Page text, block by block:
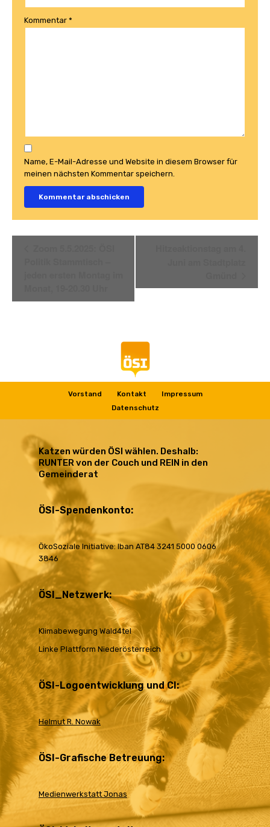
Kommentar *
Name, E-Mail-Adresse und Website in diesem Browser für
meinen nächsten Kommentar speichern.
ÖSI: mitreden – mitgestalten – mitmachen
Vorstand Kontakt
Impressum
Datenschutz
Katzen würden ÖSI wählen. Deshalb:
RUNTER von der Couch und REIN in den
Gemeinderat
ÖSI-Spendenkonto:
ÖkoSoziale Initiative: Iban AT84 3241 5000 0606
3846
ÖSI_Netzwerk:
Klimabewegung Wald4tel
Linke Plattform Niederösterreich
ÖSI-Logoentwicklung und CI:
Helmut R. Nowak
ÖSI-Grafische Betreuung:
Medienwerkstatt Jonas